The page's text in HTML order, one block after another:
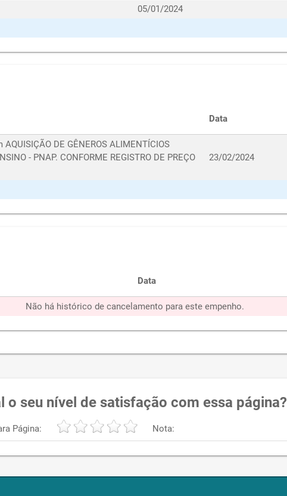
05/01/2024
Data
DE GÊNEROS ALIMENTÍCIOS
- PNAP. CONFORME REGISTRO DE PREÇO
23/02/2024
Data
Não há histórico de cancelamento para este empenho.
o seu nível de satisfação com essa página?
Página: Nota: